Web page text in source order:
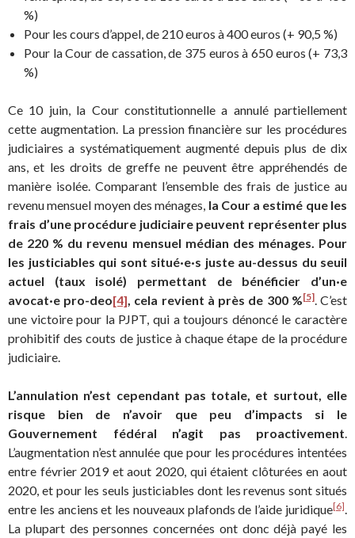
%)
Pour les cours d’appel, de 210 euros à 400 euros (+ 90,5 %)
Pour la Cour de cassation, de 375 euros à 650 euros (+ 73,3
%)
Ce 10 juin, la Cour constitutionnelle a annulé partiellement
cette augmentation. La pression financière sur les procédures
judiciaires a systématiquement augmenté depuis plus de dix
ans, et les droits de greffe ne peuvent être appréhendés de
manière isolée. Comparant l’ensemble des frais de justice au
revenu mensuel moyen des ménages, la Cour a estimé que les
frais d’une procédure judiciaire peuvent représenter plus
de 220 % du revenu mensuel médian des ménages. Pour
les justiciables qui sont situé·e·s juste au-dessus du seuil
actuel (taux isolé) permettant de bénéficier d’un·e
avocat·e pro-deo[4], cela revient à près de 300 %[5]. C’est
une victoire pour la PJPT, qui a toujours dénoncé le caractère
prohibitif des couts de justice à chaque étape de la procédure
judiciaire.
L’annulation n’est cependant pas totale, et surtout, elle
risque bien de n’avoir que peu d’impacts si le
Gouvernement fédéral n’agit pas proactivement.
L’augmentation n’est annulée que pour les procédures intentées
entre février 2019 et aout 2020, qui étaient clôturées en aout
2020, et pour les seuls justiciables dont les revenus sont situés
entre les anciens et les nouveaux plafonds de l’aide juridique[6].
La plupart des personnes concernées ont donc déjà payé les